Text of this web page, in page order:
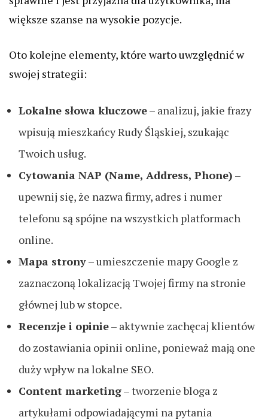
większe szanse na wysokie pozycje.
Oto kolejne elementy, które warto uwzględnić w
swojej strategii:
Lokalne słowa kluczowe– analizuj, jakie frazy
wpisują mieszkańcy Rudy Śląskiej, szukając
Twoich usług.
Cytowania NAP (Name, Address, Phone) –
upewnij się, że nazwa firmy, adres i numer
telefonu są spójne na wszystkich platformach
online.
Mapa strony– umieszczenie mapy Google z
zaznaczoną lokalizacją Twojej firmy na stronie
głównej lub w stopce.
Recenzje i opinie– aktywnie zachęcaj klientów
do zostawiania opinii online, ponieważ mają one
duży wpływ na lokalne SEO.
Content marketing– tworzenie bloga z
artykułami odpowiadającymi na pytania